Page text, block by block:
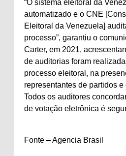
“O sistema eleitoral da
automatizado e o CNE
Eleitoral da Venezuela]
processo”, garantiu o
Carter, em 2021,
de auditorias foram
processo eleitoral, na
representantes de partidos e
Todos os auditores
de votação eletrônica é
Fonte – Agencia Brasil